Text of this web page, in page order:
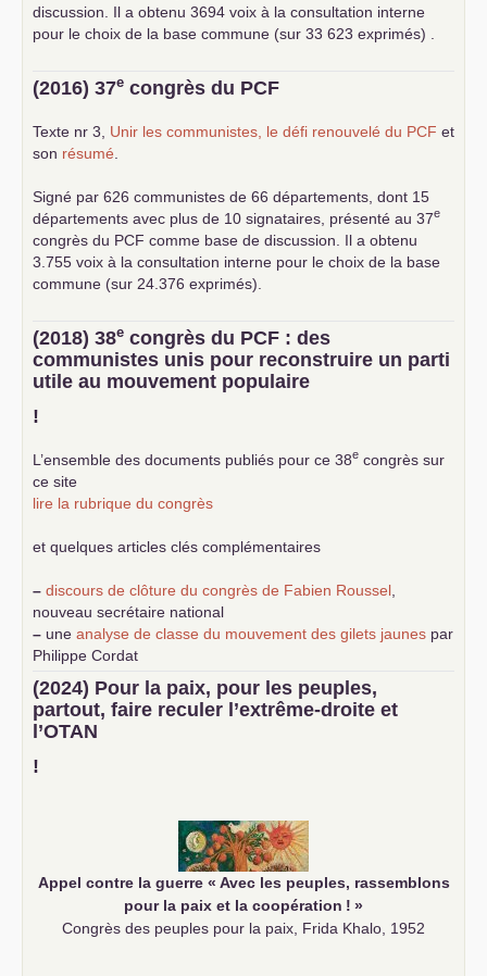
discussion. Il a obtenu 3694 voix à la consultation interne
pour le choix de la base commune (sur 33 623 exprimés) .
(2016) 37e congrès du PCF
Texte nr 3, Unir les communistes, le défi renouvelé du PCF et
son résumé
Signé par 626 communistes de 66 départements, dont 15
départements avec plus de 10 signataires, présenté au 37e
congrès du PCF comme base de discussion. Il a obtenu
3.755 voix à la consultation interne pour le choix de la base
commune (sur 24.376 exprimés).
(2018) 38e congrès du PCF : des
communistes unis pour reconstruire un parti
utile au mouvement populaire
!
L’ensemble des documents publiés pour ce 38e congrès sur
ce site
lire la rubrique du congrès
et quelques articles clés complémentaires
– discours de clôture du congrès de Fabien Roussel
nouveau secrétaire national
– une analyse de classe du mouvement des gilets jaunes par
Philippe Cordat
–
un texte de Jean-Claude Delaunay
le marxisme est la
science sociale de notre temps
–un appel proposé aux partis communistes et ouvrier
d’Europe
–
(2024) Pour la paix, pour les peuples,
partout, faire reculer l’extrême-droite et
l’OTAN
!
Appel contre la guerre « Avec les peuples, rassemblons
pour la paix et la coopération ! »
Congrès des peuples pour la paix, Frida Khalo, 1952